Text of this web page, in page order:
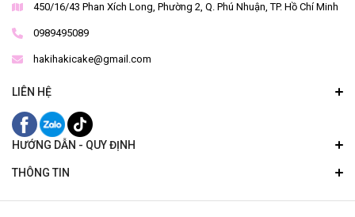
450/16/43 Phan Xích Long, Phường 2, Q. Phú Nhuận, TP. Hồ Chí Minh
0989495089
hakihakicake@gmail.com
LIÊN HỆ
HƯỚNG DẪN - QUY ĐỊNH
THÔNG TIN